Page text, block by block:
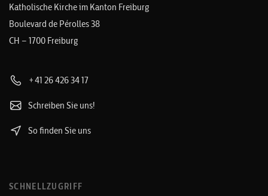
Katholische Kirche im Kanton Freiburg
Boulevard de Pérolles 38
CH – 1700 Freiburg
+41 26 426 34 17
Schreiben Sie uns!
So finden Sie uns
SCHNELLZUGRIFF